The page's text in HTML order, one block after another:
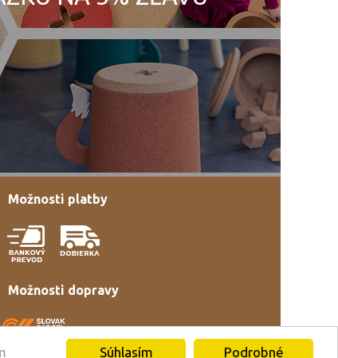
Podrobné
Súhlasím
Možnosti platby
Možnosti dopravy